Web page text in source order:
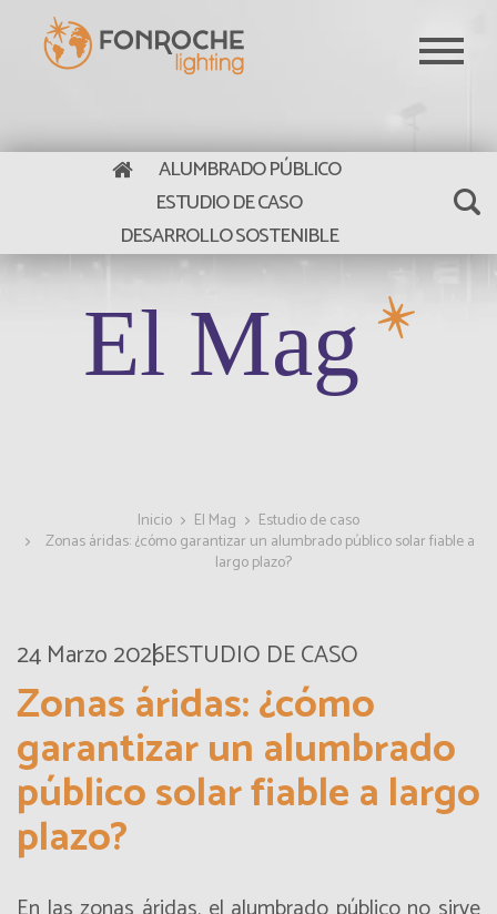
Pasar al contenido principal
El Mag
ALUMBRADO PÚBLICO
ESTUDIO DE CASO
DESARROLLO SOSTENIBLE
Inicio El Mag
Estudio de caso
Zonas áridas: ¿cómo garantizar un alumbrado público solar fiable a
largo plazo?
24 Marzo 2026ESTUDIO DE CASO
Zonas áridas: ¿cómo
garantizar un alumbrado
público solar fiable a largo
plazo?